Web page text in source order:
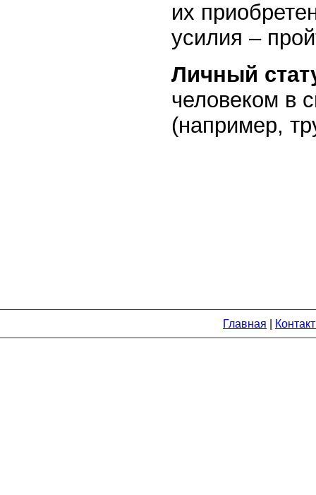
их
усилия –
Личный
человеком в
(например,
Главная